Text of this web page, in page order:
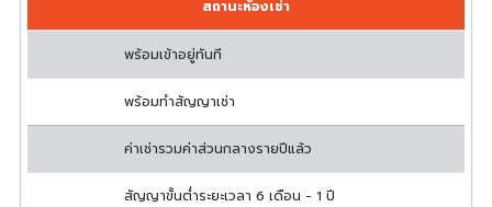
สถานะห้องเช่า
พร้อมเข้าอยู่ทันที
พร้อมทำสัญญาเช่า
ค่าเช่ารวมค่าส่วนกลางรายปีแล้ว
สัญญาขั้นต่ำระยะเวลา 6 เดือน - 1 ปี